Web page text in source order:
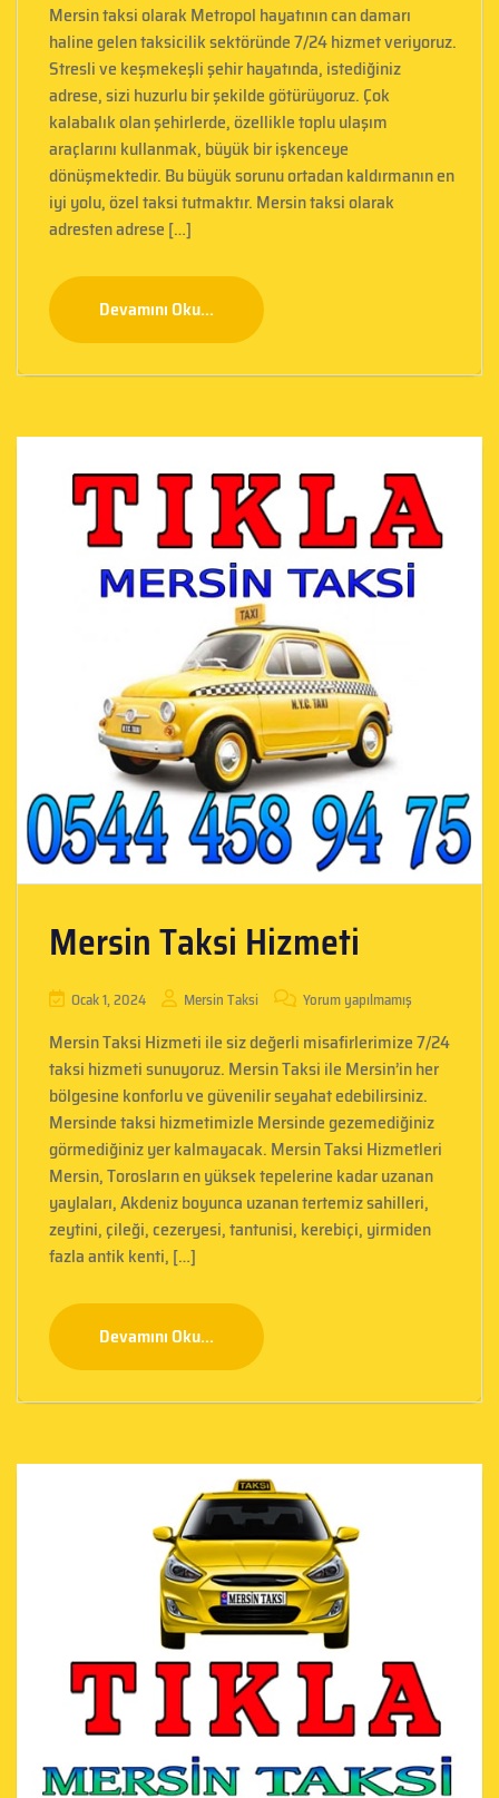
Mersin taksi olarak Metropol hayatının can damarı
haline gelen taksicilik sektöründe 7/24 hizmet veriyoruz.
Stresli ve keşmekeşli şehir hayatında, istediğiniz
adrese, sizi huzurlu bir şekilde götürüyoruz. Çok
kalabalık olan şehirlerde, özellikle toplu ulaşım
araçlarını kullanmak, büyük bir işkenceye
dönüşmektedir. Bu büyük sorunu ortadan kaldırmanın en
iyi yolu, özel taksi tutmaktır. Mersin taksi olarak
adresten adrese […]
Devamını Oku...
Mersin Taksi Hizmeti
Ocak 1, 2024 Mersin Taksi Yorum yapılmamış
Mersin Taksi Hizmeti ile siz değerli misafirlerimize 7/24
taksi hizmeti sunuyoruz. Mersin Taksi ile Mersin’in her
bölgesine konforlu ve güvenilir seyahat edebilirsiniz.
Mersinde taksi hizmetimizle Mersinde gezemediğiniz
görmediğiniz yer kalmayacak. Mersin Taksi Hizmetleri
Mersin, Torosların en yüksek tepelerine kadar uzanan
yaylaları, Akdeniz boyunca uzanan tertemiz sahilleri,
zeytini, çileği, cezeryesi, tantunisi, kerebiçi, yirmiden
fazla antik kenti, […]
Devamını Oku...